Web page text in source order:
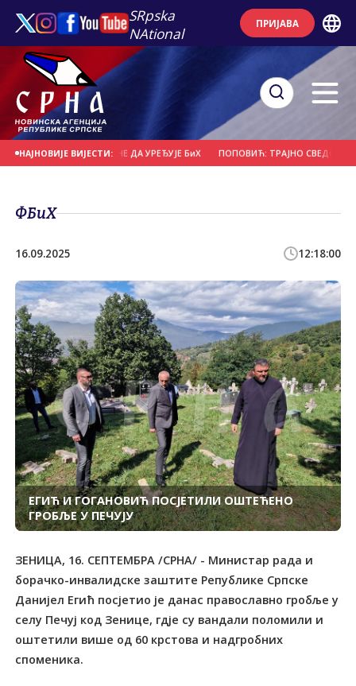
SRpska
NAtional
ПРИЈАВА
НАЈНОВИЈЕ ВИЈЕСТИ:
ЊЕМАЧКУ, А НЕ ДА УРЕЂУЈЕ БиХ ПОПОВИЋ: ТРАЈНО
ФБиХ
16.09.2025 12:18:00
ЕГИЋ И ГОГАНОВИЋ ПОСЈЕТИЛИ ОШТЕЋЕНО
ГРОБЉЕ У ПЕЧУЈУ
ЗЕНИЦА, 16. СЕПТЕМБРА /СРНА/ - Министар рада и
борачко-инвалидске заштите Републике Српске
Данијел Егић посјетио је данас православно гробље у
селу Печуј код Зенице, гдје су вандали поломили и
оштетили више од 60 крстова и надгробних
споменика.